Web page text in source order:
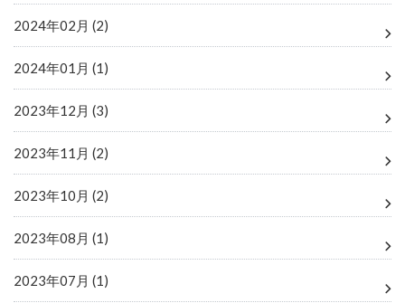
2024年02月 (2)
2024年01月 (1)
2023年12月 (3)
2023年11月 (2)
2023年10月 (2)
2023年08月 (1)
2023年07月 (1)